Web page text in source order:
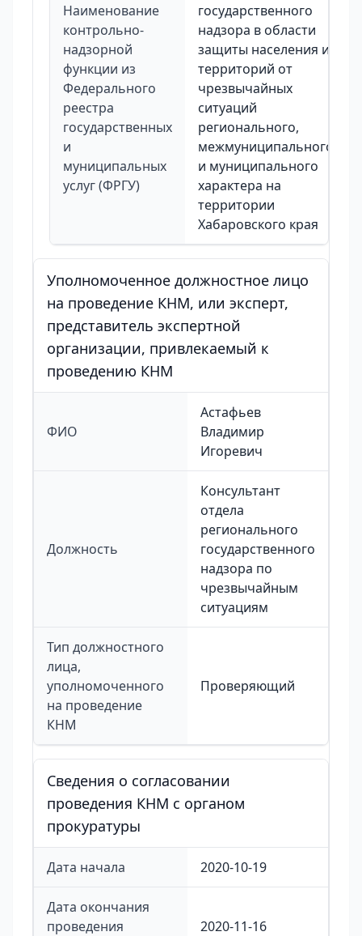
Наименование
контрольно-
надзорной
функции из
Федерального
реестра
государственных
и
муниципальных
услуг (ФРГУ)
государственного
надзора в области
защиты населения и
территорий от
чрезвычайных
ситуаций
регионального,
межмуниципального
и муниципального
характера на
территории
Хабаровского края
Уполномоченное должностное лицо
на проведение КНМ, или эксперт,
представитель экспертной
организации, привлекаемый к
проведению КНМ
ФИО
Астафьев
Владимир
Игоревич
Должность
Консультант
отдела
регионального
государственного
надзора по
чрезвычайным
ситуациям
Тип должностного
лица,
уполномоченного
на проведение
КНМ
Проверяющий
Сведения о согласовании
проведения КНМ с органом
прокуратуры
Дата начала 2020-10-19
Дата окончания
проведения
2020-11-16